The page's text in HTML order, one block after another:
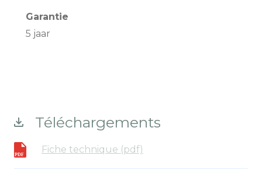
Garantie
5 jaar
Téléchargements
Fiche technique (pdf)